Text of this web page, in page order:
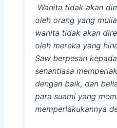
Wanita tidak akan
oleh orang yang
wanita tidak akan
oleh mereka yang
Saw berpesan
senantiasa
dengan baik, dan
para suami yang
memperlakukannya